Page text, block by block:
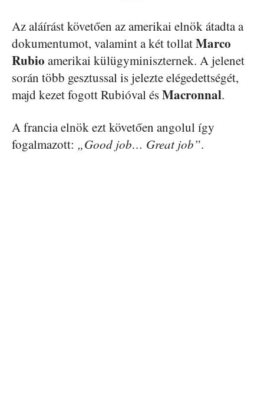
Az aláírást követően az amerikai elnök átadta a
dokumentumot, valamint a két tollatMarco
Rubio amerikai külügyminiszternek. A jelenet
során több gesztussal is jelezte elégedettségét,
majd kezet fogott Rubióval ésMacronnal.
A francia elnök ezt követően angolul így
fogalmazott: „Good job… Great job”.